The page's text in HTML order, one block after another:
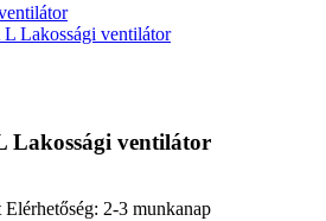
Lakossági ventilátor
Lakossági ventilátor
Elérhetőség: 2-3 munkanap